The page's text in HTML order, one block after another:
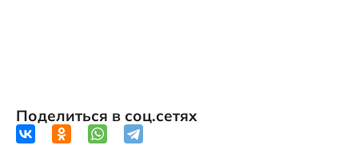
Поделиться в соц.сетях